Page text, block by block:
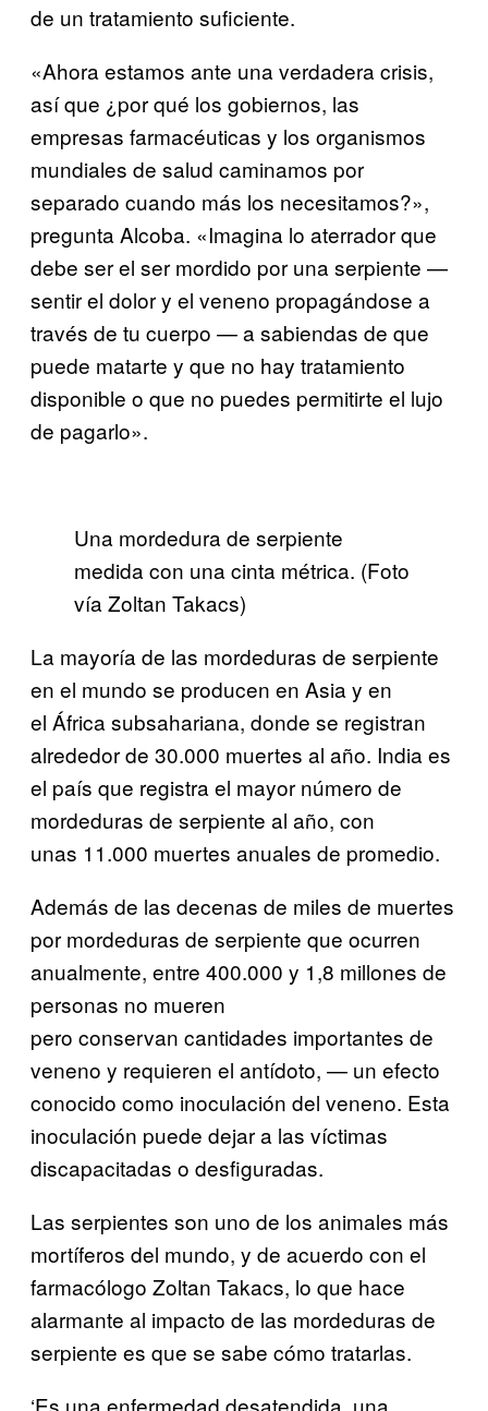
de un tratamiento suficiente.
«Ahora estamos ante una verdadera crisis,
así que ¿por qué los gobiernos, las
empresas farmacéuticas y los organismos
mundiales de salud caminamos por
separado cuando más los necesitamos?»,
pregunta Alcoba. «Imagina lo aterrador que
debe ser el ser mordido por una serpiente —
sentir el dolor y el veneno propagándose a
través de tu cuerpo — a sabiendas de que
puede matarte y que no hay tratamiento
disponible o que no puedes permitirte el lujo
de pagarlo».
Una mordedura de serpiente
medida con una cinta métrica. (Foto
vía Zoltan Takacs)
La mayoría de las mordeduras de serpiente
en el mundo se producen en Asia y en
el África subsahariana, donde se registran
alrededor de 30.000 muertes al año. India es
el país que registra el mayor número de
mordeduras de serpiente al año, con
unas 11.000 muertes anuales de promedio.
Además de las decenas de miles de muertes
por mordeduras de serpiente que ocurren
anualmente, entre 400.000 y 1,8 millones de
personas no mueren
pero conservan cantidades importantes de
veneno y requieren el antídoto, — un efecto
conocido como inoculación del veneno. Esta
inoculación puede dejar a las víctimas
discapacitadas o desfiguradas.
Las serpientes son uno de los animales más
mortíferos del mundo, y de acuerdo con el
farmacólogo Zoltan Takacs, lo que hace
alarmante al impacto de las mordeduras de
serpiente es que se sabe cómo tratarlas.
‘Es una enfermedad desatendida, una